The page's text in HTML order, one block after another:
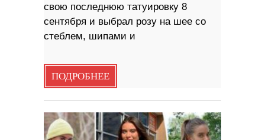
свою последнюю татуировку 8
сентября и выбрал розу на шее со
стеблем, шипами и
ПОДРОБНЕЕ